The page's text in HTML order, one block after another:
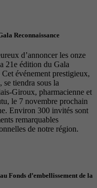
Reconnaissance
d’annoncer les onze
21e édition du Gala
événement prestigieux,
se tiendra sous la
Giroux, pharmacienne et
le 7 novembre prochain
Environ 300 invités sont
remarquables
de notre région.
Fonds d’embellissement de la